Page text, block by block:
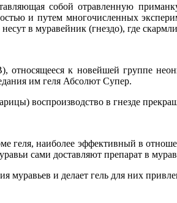
собой отравленную
и путем многочисленных
в муравейник (гнездо), где
к новейшей группе
им геля Абсолют Супер.
воспроизводство в гнезде
наиболее эффективный в
сами доставляют препарат в
и делает гель для них